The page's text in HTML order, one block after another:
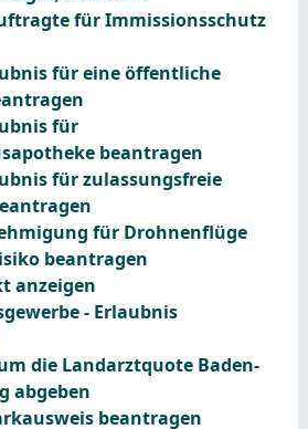
für Immissionsschutz
für eine öffentliche
für
beantragen
für zulassungsfreie
für Drohnenflüge
beantragen
anzeigen
- Erlaubnis
die Landarztquote Baden-
abgeben
beantragen